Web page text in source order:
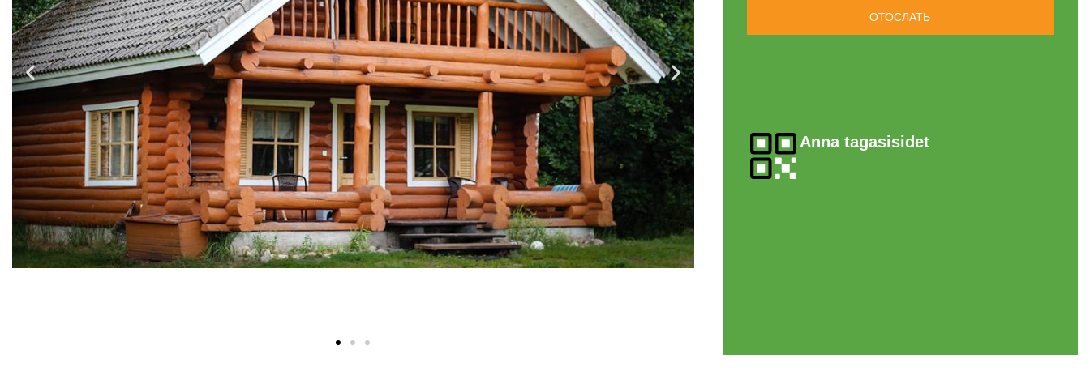
Anna tagasisidet